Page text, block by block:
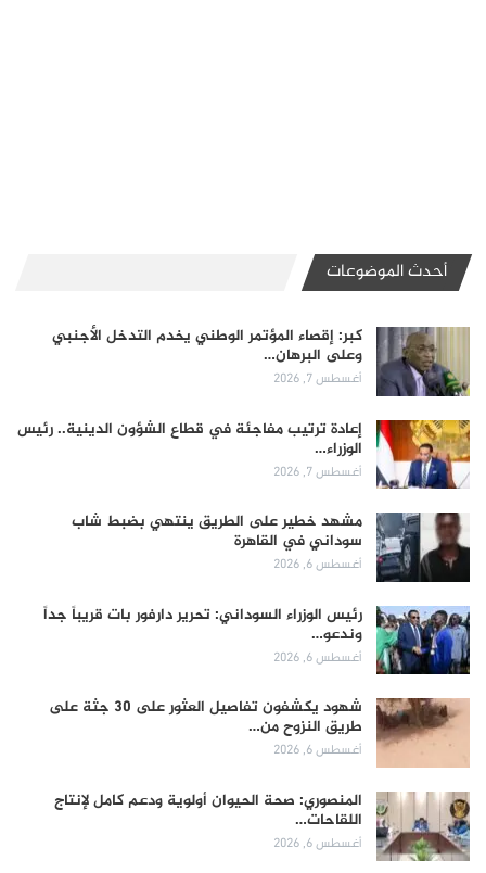
أحدث الموضوعات
كبر: إقصاء المؤتمر الوطني يخدم التدخل الأجنبي
وعلى البرهان…
أغسطس 7, 2026
إعادة ترتيب مفاجئة في قطاع الشؤون الدينية.. رئيس
الوزراء…
أغسطس 7, 2026
مشهد خطير على الطريق ينتهي بضبط شاب
سوداني في القاهرة
أغسطس 6, 2026
رئيس الوزراء السوداني: تحرير دارفور بات قريباً جداً
وندعو…
أغسطس 6, 2026
شهود يكشفون تفاصيل العثور على 30 جثة على
طريق النزوح من…
أغسطس 6, 2026
المنصوري: صحة الحيوان أولوية ودعم كامل لإنتاج
اللقاحات…
أغسطس 6, 2026